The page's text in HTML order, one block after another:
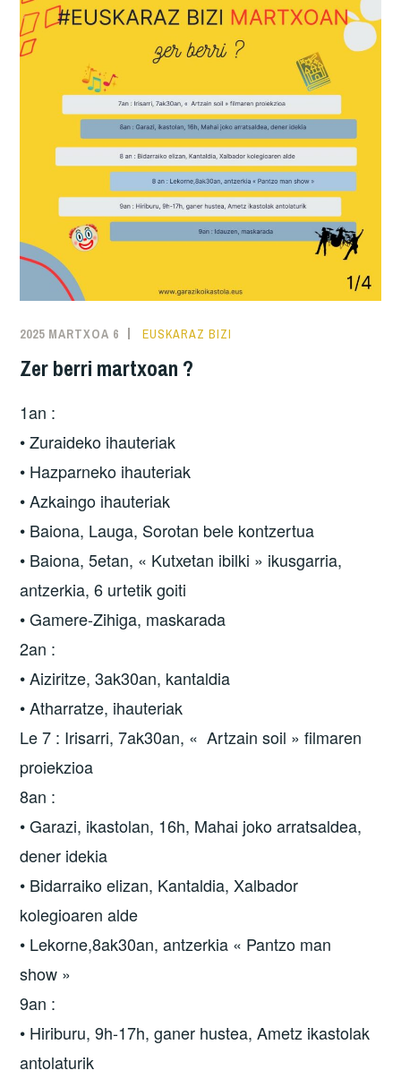
2025 MARTXOA 6 EUSKARAZ BIZI
Zer berri martxoan ?
1an :
• Zuraideko ihauteriak
• Hazparneko ihauteriak
• Azkaingo ihauteriak
• Baiona, Lauga, Sorotan bele kontzertua
• Baiona, 5etan, « Kutxetan ibilki » ikusgarria,
antzerkia, 6 urtetik goiti
• Gamere-Zihiga, maskarada
2an :
• Aiziritze, 3ak30an, kantaldia
• Atharratze, ihauteriak
Le 7 : Irisarri, 7ak30an, « Artzain soil » filmaren
proiekzioa
8an :
• Garazi, ikastolan, 16h, Mahai joko arratsaldea,
dener idekia
• Bidarraiko elizan, Kantaldia, Xalbador
kolegioaren alde
• Lekorne,8ak30an, antzerkia « Pantzo man
show »
9an :
• Hiriburu, 9h-17h, ganer hustea, Ametz ikastolak
antolaturik